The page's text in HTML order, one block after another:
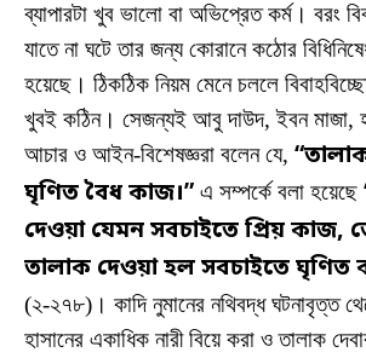
ব্যাপারটা খুব ভালো বা অভিপ্রেত কর্ম। বরং
যাতে না ঘটে তার জন্য কোরানে কঠোর
হয়েছে। ঠিকঠিক নিয়ম মেনে চললে
খুবই কঠিন। সেজন্যই আবু দাউদ, ইবন মাজা,
আচার ও আইন-বিশেষজ্ঞরা বলেন যে,
ঘৃণিত বৈধ কাজ।” এ সম্পর্কে বলা হয়েছে
দেওয়া যেমন সবচাইতে প্রিয় কাজ,
তালাক দেওয়া হল সবচাইতে ঘৃণিত
(২-২৭৮)। কাদি নুমানের নথিবদ্ধ ঘটনাবৃত্ত
হাসানের একাধিক নারী বিয়ে করা ও তালাক